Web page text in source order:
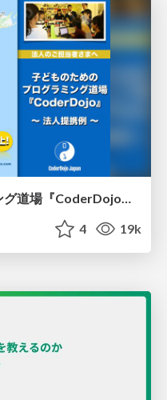
子どものためのプログラミング道場『CoderDojo』〜法人提携例〜 / Partnership with CoderDojo Japan
4 19k